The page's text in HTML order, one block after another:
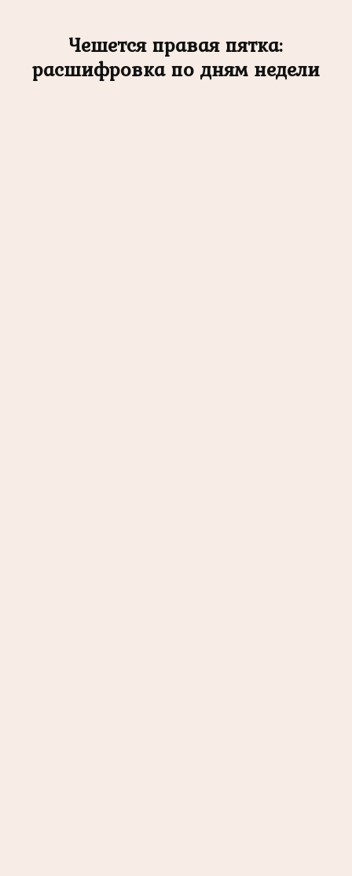
Чешется правая пятка:
расшифровка по дням недели